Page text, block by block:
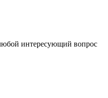
интересующий вопрос